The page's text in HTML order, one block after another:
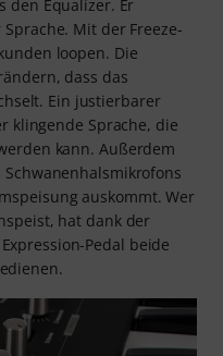
den Equalizer. Er
Mit der Freeze-
loopen. Die
dass das
Ein justierbarer
klingende Sprache, die
kann. Außerdem
auskommt. Wer
hat dank der
Pedal beide